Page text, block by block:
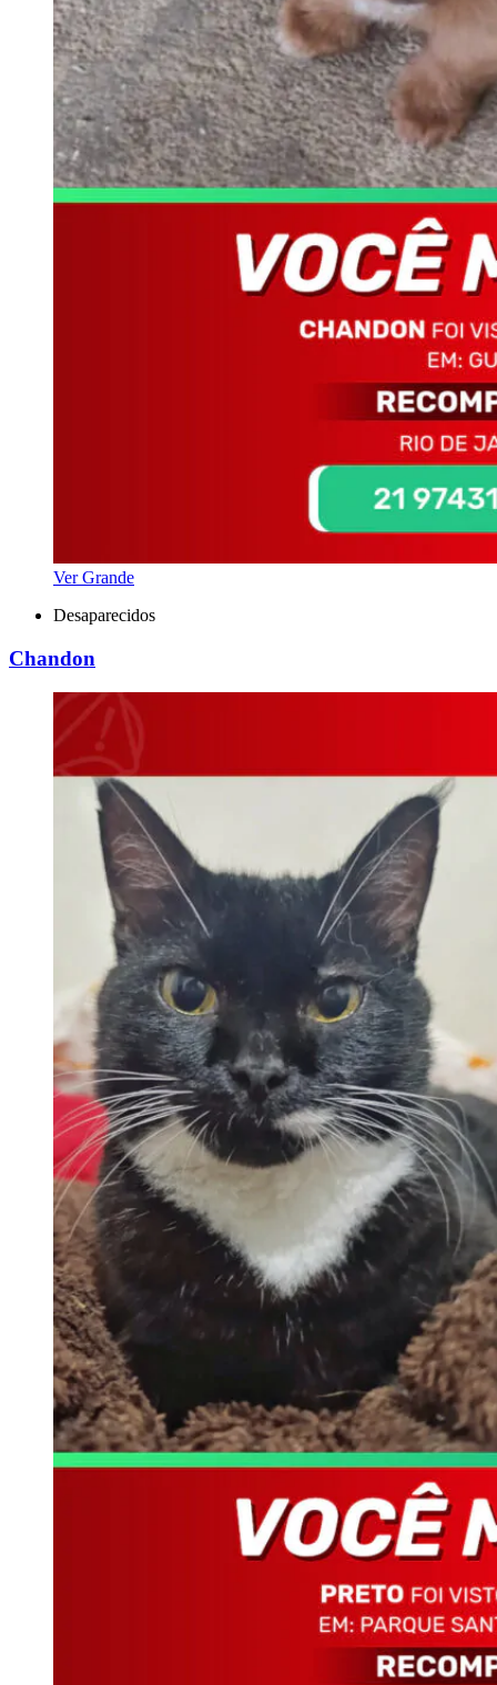
Ver Grande
Desaparecidos
Chandon